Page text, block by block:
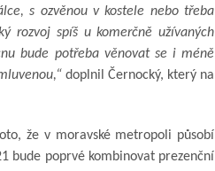
s ozvěnou v kostele nebo třeba
rozvoj spíš u komerčně užívaných
bude potřeba věnovat se i méně
doplnil Černocký, který na
že v moravské metropoli působí
bude poprvé kombinovat prezenční